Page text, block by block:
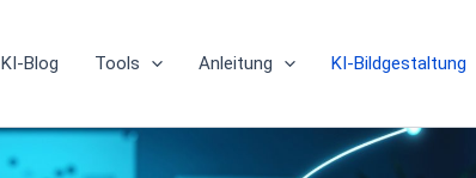
KI-Blog Tools Anleitung KI-Bildgestaltung